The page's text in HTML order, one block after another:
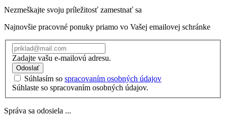
Nezmeškajte svoju príležitosť zamestnať sa
Najnovšie pracovné ponuky priamo vo Vašej emailovej schránke
Zadajte vašu e-mailovú adresu.
Odoslať
Súhlasím so spracovaním osobných údajov
Súhlaste so spracovaním osobných údajov.
Správa sa odosiela ...